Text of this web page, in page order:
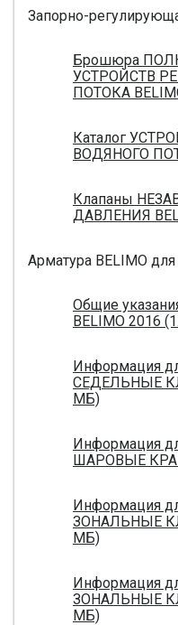
Запорно-
Брошюра
УСТРОЙСТВ
ПОТОКА
Каталог
ВОДЯНОГО
Клапаны
ДАВЛЕНИЯ
Арматура BELIMO
Общие
BELIMO 2016
Информация
СЕДЕЛЬНЫЕ
МБ)
Информация
ШАРОВЫЕ
Информация
ЗОНАЛЬНЫЕ
МБ)
Информация
ЗОНАЛЬНЫЕ
МБ)